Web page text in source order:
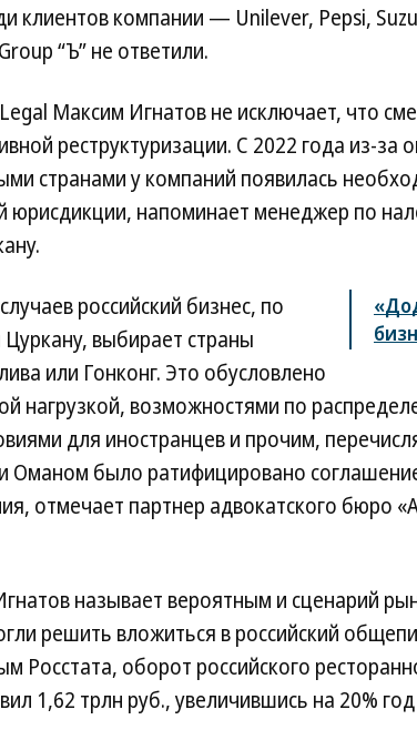
клиентов компании — Unilever, Pepsi,
“Ъ” не ответили.
Максим Игнатов не исключает, что
реструктуризации. С 2022 года из-за
странами у компаний появилась
юрисдикции, напоминает менеджер по
российский бизнес, по
выбирает страны
или Гонконг. Это обусловлено
нагрузкой, возможностями по
для иностранцев и прочим,
Оманом было ратифицировано
отмечает партнер адвокатского бюро
называет вероятным и сценарий
решить вложиться в российский
Росстата, оборот российского
1,62 трлн руб., увеличившись на 20% год